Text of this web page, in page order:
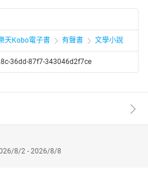
他的叔父克勞迪不僅搶走丹麥王國
。
先王一模一樣，彷彿要訴說駭人的
是他一直猶豫不決，因為國王身邊
天Kobo電子書 有聲書 文學小說
36dd-87f7-343046d2f7ce
8/2 - 2026/8/8